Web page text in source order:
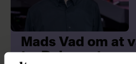
Mads Vad om at